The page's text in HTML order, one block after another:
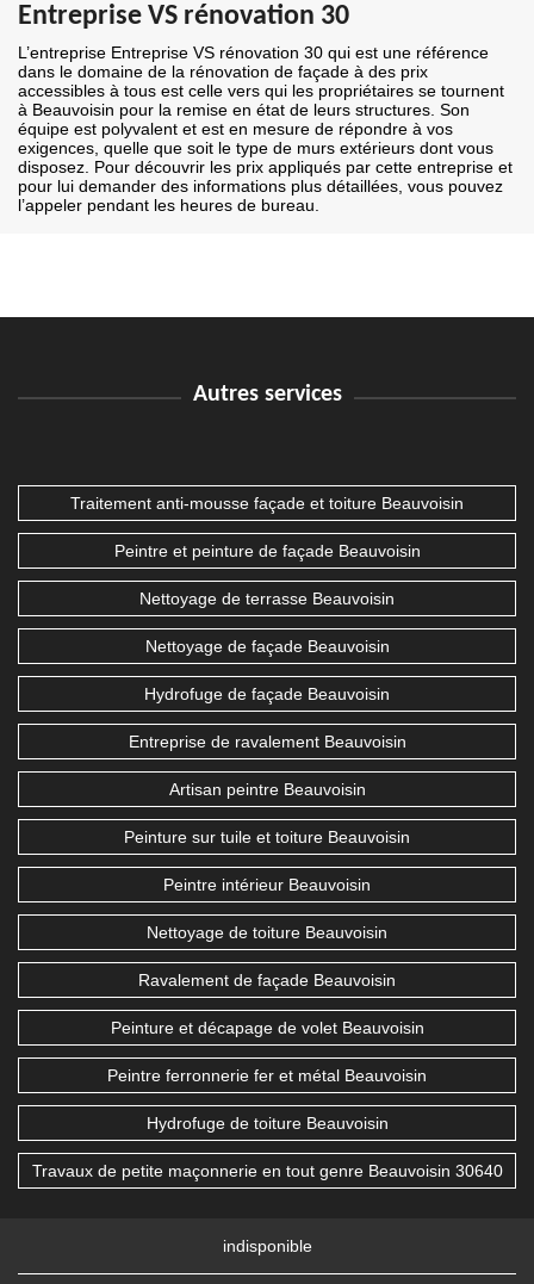
Entreprise VS rénovation 30
L’entreprise Entreprise VS rénovation 30 qui est une référence
dans le domaine de la rénovation de façade à des prix
accessibles à tous est celle vers qui les propriétaires se tournent
à Beauvoisin pour la remise en état de leurs structures. Son
équipe est polyvalent et est en mesure de répondre à vos
exigences, quelle que soit le type de murs extérieurs dont vous
disposez. Pour découvrir les prix appliqués par cette entreprise et
pour lui demander des informations plus détaillées, vous pouvez
l’appeler pendant les heures de bureau.
Autres services
Traitement anti-mousse façade et toiture Beauvoisin
Peintre et peinture de façade Beauvoisin
Nettoyage de terrasse Beauvoisin
Nettoyage de façade Beauvoisin
Hydrofuge de façade Beauvoisin
Entreprise de ravalement Beauvoisin
Artisan peintre Beauvoisin
Peinture sur tuile et toiture Beauvoisin
Peintre intérieur Beauvoisin
Nettoyage de toiture Beauvoisin
Ravalement de façade Beauvoisin
Peinture et décapage de volet Beauvoisin
Peintre ferronnerie fer et métal Beauvoisin
Hydrofuge de toiture Beauvoisin
Travaux de petite maçonnerie en tout genre Beauvoisin 30640
indisponible